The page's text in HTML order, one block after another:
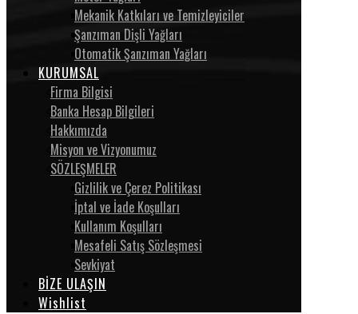
Mekanik Katkıları ve Temizleyiciler
Şanzıman Dişli Yağları
Otomatik Şanzıman Yağları
KURUMSAL
Firma Bilgisi
Banka Hesap Bilgileri
Hakkımızda
Misyon ve Vizyonumuz
SÖZLEŞMELER
Gizlilik ve Çerez Politikası
İptal ve İade Koşulları
Kullanım Koşulları
Mesafeli Satış Sözleşmesi
Sevkiyat
BİZE ULAŞIN
Wishlist